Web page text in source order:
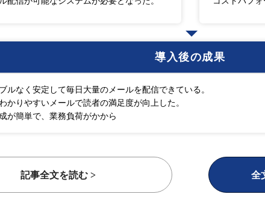
導入後の成果
ルなく安定して毎日大量のメールを配信できている。
かりやすいメールで読者の満足度が向上した。
が簡単で、業務負荷がかから
記事全文を読む > 全